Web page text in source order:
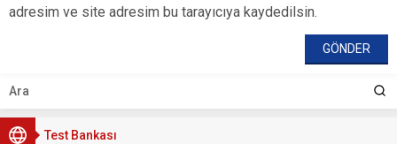
Test Bankası
adresim ve site adresim bu tarayıcıya kaydedilsin.